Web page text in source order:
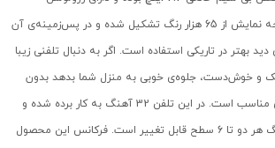
240x320 است. این صفحه نمایش از 65 هزار رنگ تشکیل شده و در پس‌زمینه‌ی آن
بهتر در تاریکی استفاده است. اگر به دنبال تلفنی زیبا
و خوش‌دست، جلوه‌ی خوبی به منزل شما بدهد بدون
گزینه‌ی مناسب است. در این تلفن 32 آهنگ به کار برده شده و
صدای اسپیکر و صدای زنگ هر دو تا 6 سطح قابل تغییر است. فرکانس این محصول